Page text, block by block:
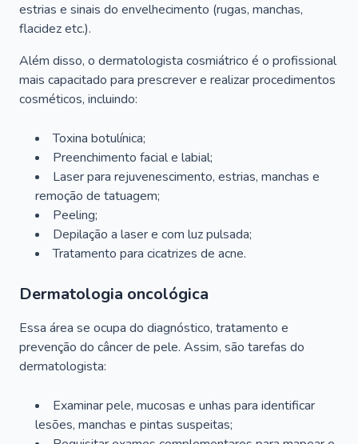
estrias e sinais do envelhecimento (rugas, manchas,
flacidez etc.).
Além disso, o dermatologista cosmiátrico é o profissional
mais capacitado para prescrever e realizar procedimentos
cosméticos, incluindo:
Toxina botulínica;
Preenchimento facial e labial;
Laser para rejuvenescimento, estrias, manchas e
remoção de tatuagem;
Peeling;
Depilação a laser e com luz pulsada;
Tratamento para cicatrizes de acne.
Dermatologia oncológica
Essa área se ocupa do diagnóstico, tratamento e
prevenção do câncer de pele. Assim, são tarefas do
dermatologista:
Examinar pele, mucosas e unhas para identificar
lesões, manchas e pintas suspeitas;